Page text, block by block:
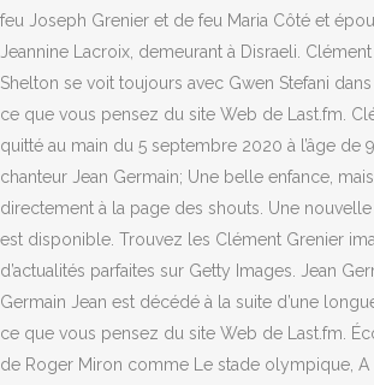
feu Joseph Grenier et de feu Maria Côté et
Jeannine Lacroix, demeurant à Disraeli.
Shelton se voit toujours avec Gwen Stefani
ce que vous pensez du site Web de Last.fm.
quitté au main du 5 septembre 2020 à l’âge de
chanteur Jean Germain; Une belle enfance,
directement à la page des shouts. Une
est disponible. Trouvez les Clément Grenier
d’actualités parfaites sur Getty Images. Jean
Germain Jean est décédé à la suite d’une
ce que vous pensez du site Web de Last.fm.
de Roger Miron comme Le stade olympique,